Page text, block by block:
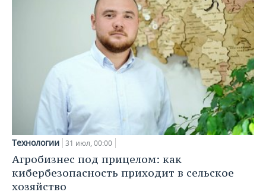
Технологии 31 июл, 00:00
Агробизнес под прицелом: как
кибербезопасность приходит в сельское
хозяйство